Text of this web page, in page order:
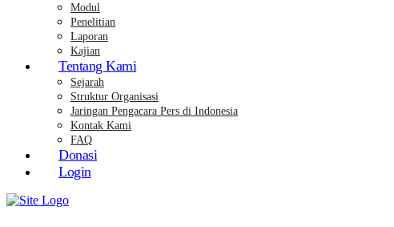
Modul
Penelitian
Laporan
Kajian
Tentang Kami
Sejarah
Struktur Organisasi
Jaringan Pengacara Pers di Indonesia
Kontak Kami
FAQ
Donasi
Login